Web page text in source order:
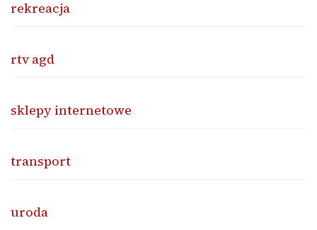
rekreacja
rtv agd
sklepy internetowe
transport
uroda